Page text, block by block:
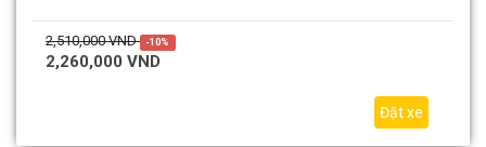
2,510,000 VND -10%
2,260,000 VND
Đặt xe